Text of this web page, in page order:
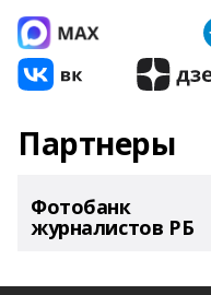
Партнеры
Фотобанк
журналистов РБ